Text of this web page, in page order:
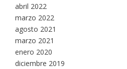
abril 2022
marzo 2022
agosto 2021
marzo 2021
enero 2020
diciembre 2019